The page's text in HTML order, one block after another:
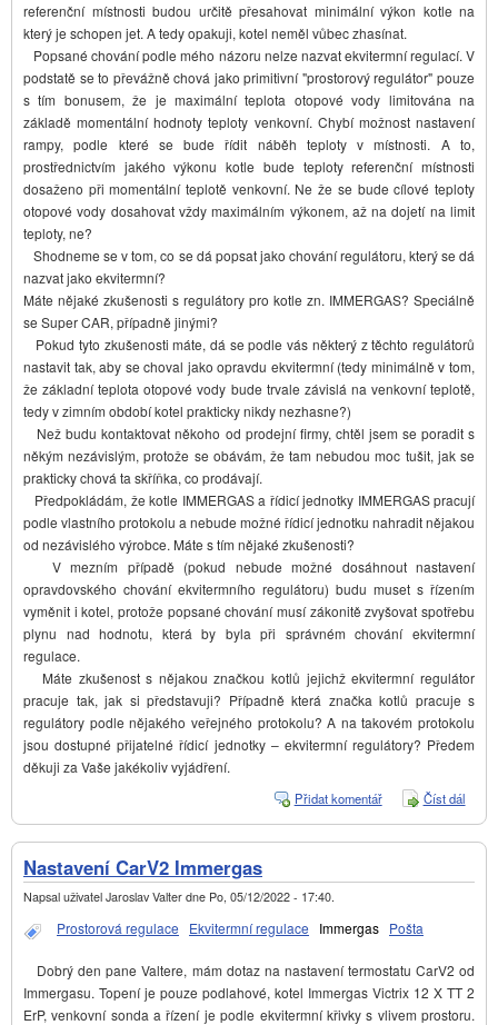
referenční místnosti budou určitě přesahovat minimální výkon kotle na
který je schopen jet. A tedy opakuji, kotel neměl vůbec zhasínat.
Popsané chování podle mého názoru nelze nazvat ekvitermní regulací. V
podstatě se to převážně chová jako primitivní "prostorový regulátor" pouze
s tím bonusem, že je maximální teplota otopové vody limitována na
základě momentální hodnoty teploty venkovní. Chybí možnost nastavení
rampy, podle které se bude řídit náběh teploty v místnosti. A to,
prostřednictvím jakého výkonu kotle bude teploty referenční místnosti
dosaženo při momentální teplotě venkovní. Ne že se bude cílové teploty
otopové vody dosahovat vždy maximálním výkonem, až na dojetí na limit
teploty, ne?
Shodneme se v tom, co se dá popsat jako chování regulátoru, který se dá
nazvat jako ekvitermní?
Máte nějaké zkušenosti s regulátory pro kotle zn. IMMERGAS? Speciálně
se Super CAR, případně jinými?
Pokud tyto zkušenosti máte, dá se podle vás některý z těchto regulátorů
nastavit tak, aby se choval jako opravdu ekvitermní (tedy minimálně v tom,
že základní teplota otopové vody bude trvale závislá na venkovní teplotě,
tedy v zimním období kotel prakticky nikdy nezhasne?)
Než budu kontaktovat někoho od prodejní firmy, chtěl jsem se poradit s
někým nezávislým, protože se obávám, že tam nebudou moc tušit, jak se
prakticky chová ta skříňka, co prodávají.
Předpokládám, že kotle IMMERGAS a řídicí jednotky IMMERGAS pracují
podle vlastního protokolu a nebude možné řídicí jednotku nahradit nějakou
od nezávislého výrobce. Máte s tím nějaké zkušenosti?
V mezním případě (pokud nebude možné dosáhnout nastavení
opravdovského chování ekvitermního regulátoru) budu muset s řízením
vyměnit i kotel, protože popsané chování musí zákonitě zvyšovat spotřebu
plynu nad hodnotu, která by byla při správném chování ekvitermní
regulace.
Máte zkušenost s nějakou značkou kotlů jejichž ekvitermní regulátor
pracuje tak, jak si představuji? Případně která značka kotlů pracuje s
regulátory podle nějakého veřejného protokolu? A na takovém protokolu
jsou dostupné přijatelné řídicí jednotky – ekvitermní regulátory? Předem
děkuji za Vaše jakékoliv vyjádření.
Číst dál
kotle
Přidat komentář
Nastavení CarV2 Immergas
Napsal uživatel Jaroslav Valter dne Po, 05/12/2022 - 17:40
Prostorová regulace Ekvitermní regulace Immergas Pošta
Dobrý den pane Valtere, mám dotaz na nastavení termostatu CarV2 od
Immergasu. Topení je pouze podlahové, kotel Immergas Victrix 12 X TT 2
ErP, venkovní sonda a řízení je podle ekvitermní křivky s vlivem prostoru.